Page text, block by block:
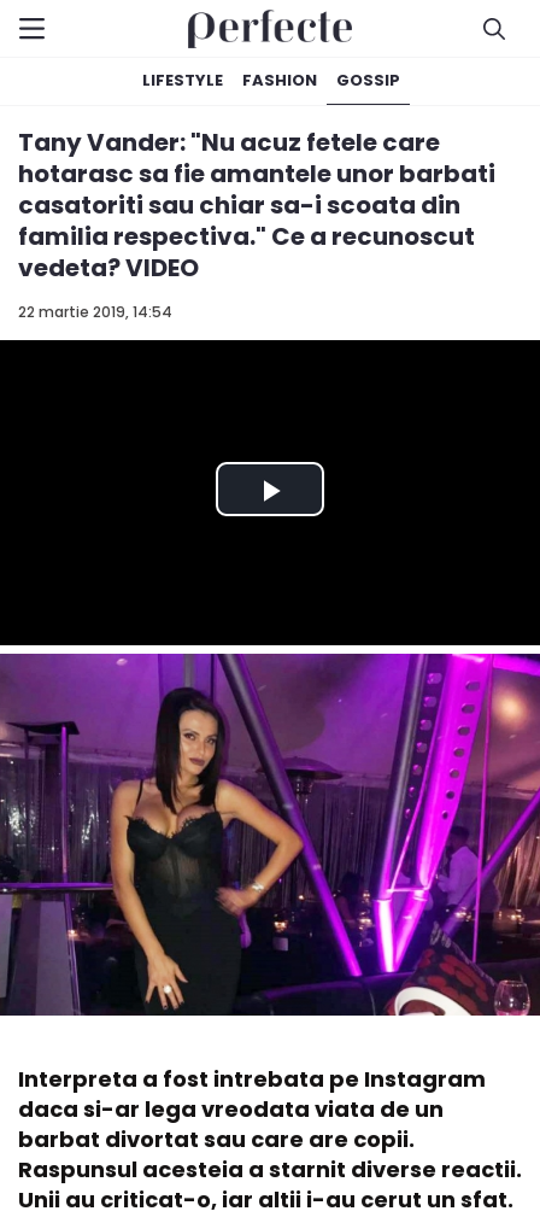
LIFESTYLE FASHION GOSSIP
22 martie 2019, 14:54
Tany Vander: "Nu acuz fetele care
hotarasc sa fie amantele unor barbati
casatoriti sau chiar sa-i scoata din
familia respectiva." Ce a recunoscut
vedeta? VIDEO
Interpreta a fost intrebata pe Instagram
daca si-ar lega vreodata viata de un
barbat divortat sau care are copii.
Raspunsul acesteia a starnit diverse reactii.
Unii au criticat-o, iar altii i-au cerut un sfat.